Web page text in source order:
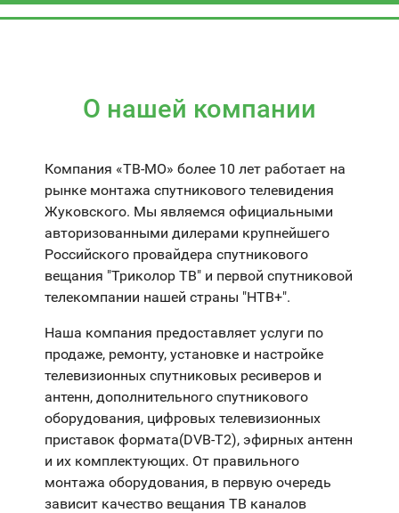
О нашей компании
Компания «ТВ-МО» более 10 лет работает на
рынке монтажа спутникового телевидения
Жуковского. Мы являемся официальными
авторизованными дилерами крупнейшего
Российского провайдера спутникового
вещания "Триколор ТВ" и первой спутниковой
телекомпании нашей страны "НТВ+".
Наша компания предоставляет услуги по
продаже, ремонту, установке и настройке
телевизионных спутниковых ресиверов и
антенн, дополнительного спутникового
оборудования, цифровых телевизионных
приставок формата(DVB-T2), эфирных антенн
и их комплектующих. От правильного
монтажа оборудования, в первую очередь
зависит качество вещания ТВ каналов